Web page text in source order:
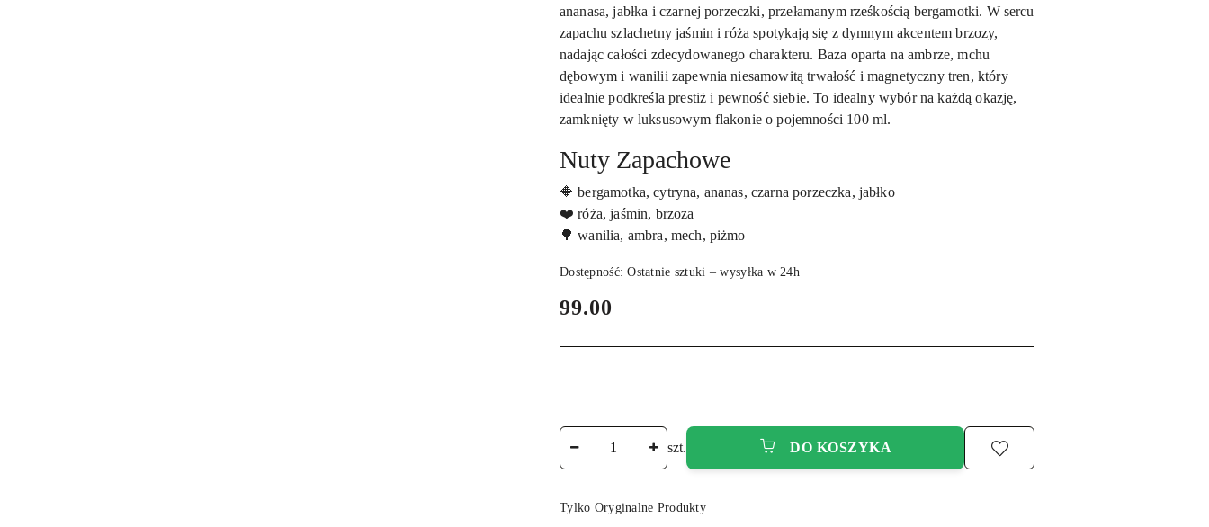
ananasa, jabłka i czarnej porzeczki, przełamanym rześkością bergamotki. W sercu
zapachu szlachetny jaśmin i róża spotykają się z dymnym akcentem brzozy,
nadając całości zdecydowanego charakteru. Baza oparta na ambrze, mchu
dębowym i wanilii zapewnia niesamowitą trwałość i magnetyczny tren, który
idealnie podkreśla prestiż i pewność siebie. To idealny wybór na każdą okazję,
zamknięty w luksusowym flakonie o pojemności 100 ml.
Nuty Zapachowe
🔶 bergamotka, cytryna, ananas, czarna porzeczka, jabłko
❤️ róża, jaśmin, brzoza
🌳 wanilia, ambra, mech, piżmo
Dostępność:Ostatnie sztuki – wysyłka w 24h
cena:
99.00
szt. DO KOSZYKA
Tylko Oryginalne Produkty